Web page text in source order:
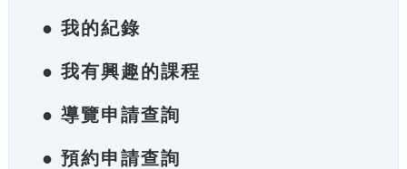
● 我的紀錄
● 我有興趣的課程
● 導覽申請查詢
● 預約申請查詢